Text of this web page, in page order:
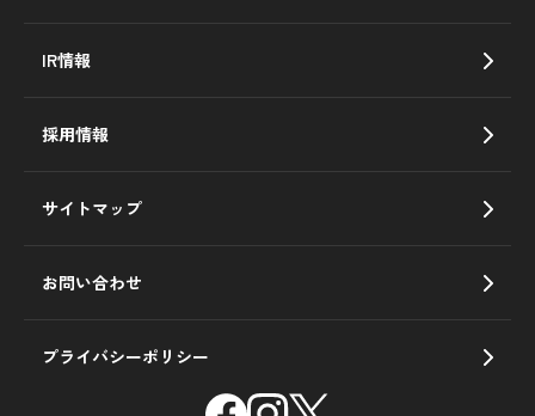
IR情報
採用情報
サイトマップ
お問い合わせ
プライバシーポリシー